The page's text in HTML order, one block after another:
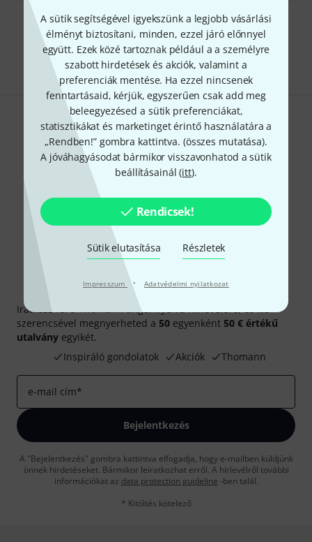
A sütik segítségével igyekszünk a legjobb vásárlási
élményt biztosítani, minden, ezzel járó előnnyel
együtt. Ezek közé tartoznak például a a személyre
szabott hirdetések és akciók, valamint a
preferenciák mentése. Ha ezzel nincsenek
fenntartásaid, kérjük, egyszerűen csak add meg
beleegyezésed a sütik preferenciákat,
statisztikákat és marketinget érintő használatára a
„Rendben!” gombra kattintva. (összes mutatása).
A jóváhagyásodat bármikor visszavonhatod a sütik
beállításainál (itt).
Rendicsek!
Sütik elutasítása Részletek
Impresszum · Adatvédelmi nyilatkozat
Díjmentes szállítás 79 000 Ft fölött
Minden ár tartalmazza az ÁFÁ-t
Tetszik, amit látsz?
Megosztás Súgó & Visszajelzések
Thomann hírlevél
Iratkozz fel a Thomann angol nyelvű hírlevelére, és kis
szerencsével megnyerheted a 50 egyenként 50 € értékű
utalvány egyikét.
Inspiráló gondolatok
Akciók Thomann
e-mail cím*
Bejelentkezés
A "Bejelentkezés" gombra kattintva elfogadja, hogy e-mailben küldjünk
önnek hirdetéseket. Bármikor leiratkozhat erről. A hírlevélről további
információkat az data protection guideline -ben talál.
* Kitöltés kötelező